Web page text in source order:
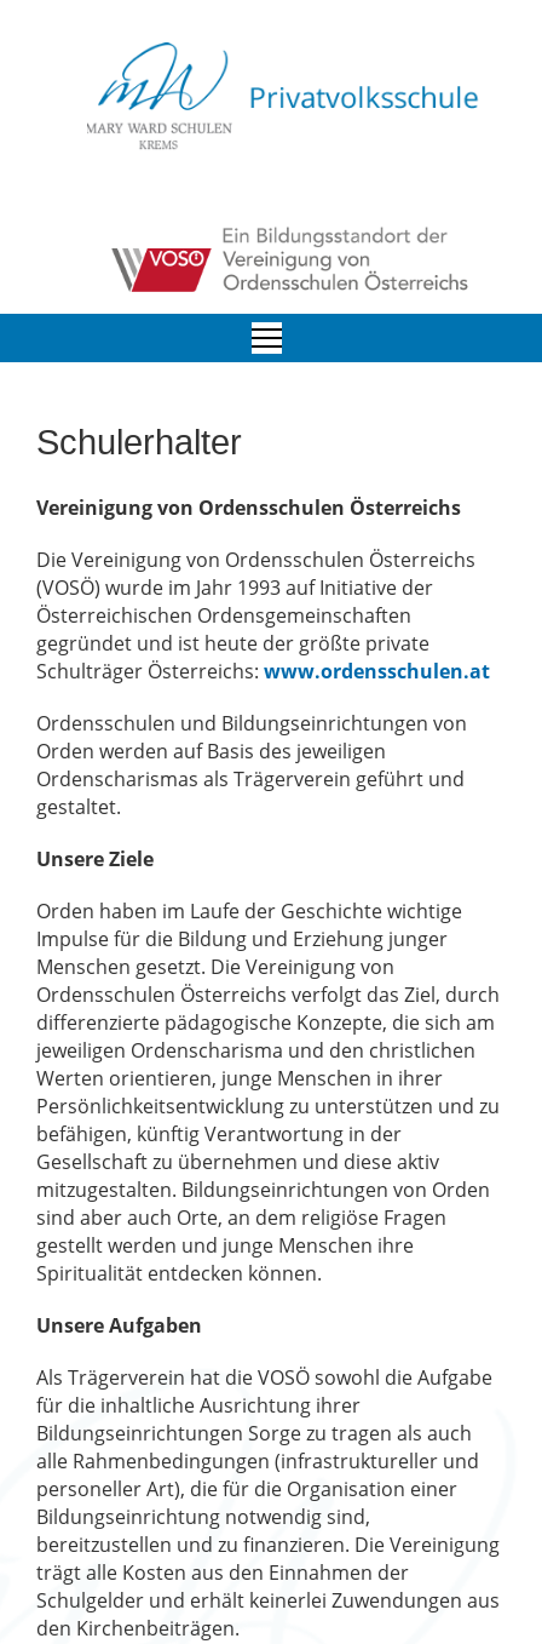
Schulerhalter
Vereinigung von Ordensschulen Österreichs
Die Vereinigung von Ordensschulen Österreichs
(VOSÖ) wurde im Jahr 1993 auf Initiative der
Österreichischen Ordensgemeinschaften
gegründet und ist heute der größte private
Schulträger Österreichs: www.ordensschulen.at
Ordensschulen und Bildungseinrichtungen von
Orden werden auf Basis des jeweiligen
Ordenscharismas als Trägerverein geführt und
gestaltet.
Unsere Ziele
Orden haben im Laufe der Geschichte wichtige
Impulse für die Bildung und Erziehung junger
Menschen gesetzt. Die Vereinigung von
Ordensschulen Österreichs verfolgt das Ziel, durch
differenzierte pädagogische Konzepte, die sich am
jeweiligen Ordenscharisma und den christlichen
Werten orientieren, junge Menschen in ihrer
Persönlichkeitsentwicklung zu unterstützen und zu
befähigen, künftig Verantwortung in der
Gesellschaft zu übernehmen und diese aktiv
mitzugestalten. Bildungseinrichtungen von Orden
sind aber auch Orte, an dem religiöse Fragen
gestellt werden und junge Menschen ihre
Spiritualität entdecken können.
Unsere Aufgaben
Als Trägerverein hat die VOSÖ sowohl die Aufgabe
für die inhaltliche Ausrichtung ihrer
Bildungseinrichtungen Sorge zu tragen als auch
alle Rahmenbedingungen (infrastruktureller und
personeller Art), die für die Organisation einer
Bildungseinrichtung notwendig sind,
bereitzustellen und zu finanzieren. Die Vereinigung
trägt alle Kosten aus den Einnahmen der
Schulgelder und erhält keinerlei Zuwendungen aus
den Kirchenbeiträgen.